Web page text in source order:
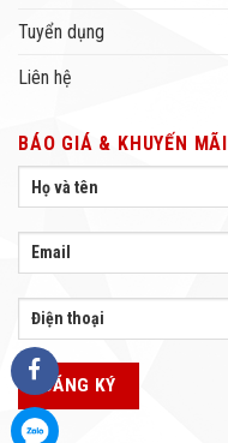
Tuyển dụng
Liên hệ
BÁO GIÁ & KHUYẾN MÃI